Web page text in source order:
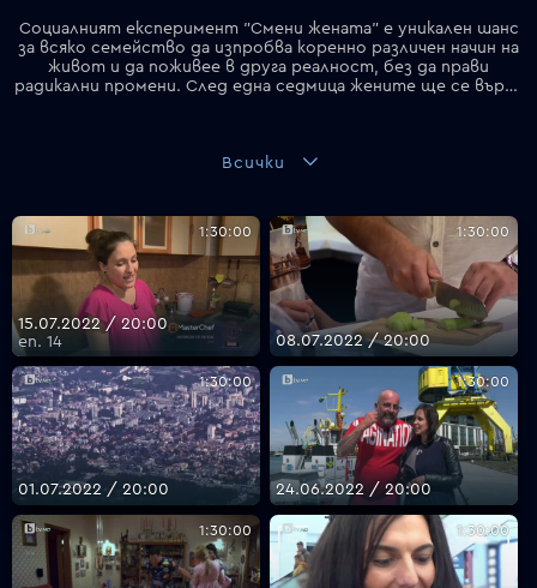
VOYO
Социалният експеримент "Смени жената" е уникален шанс
за всяко семейство да изпробва коренно различен начин на
живот и да поживее в друга реалност, без да прави
радикални промени. След една седмица жените ще се върнат към своето ежедневие и ще преценят дали има нужда да променят нещо в бита си и взаимоотношенията, за да бъде семейството още по-щастливо. Участниците ще се противопоставят освен със семейните си навици и ценности на битово ниво, но и с различната си философия за живота. Всяко едно от семействата във формата има своя собствена теория за личното щастие.
Всички
1:30:00
15.07.2022 / 20:00
еп. 14
1:30:00
08.07.2022 / 20:00
1:30:00
01.07.2022 / 20:00
1:30:00
24.06.2022 / 20:00
1:30:00 1:30:00